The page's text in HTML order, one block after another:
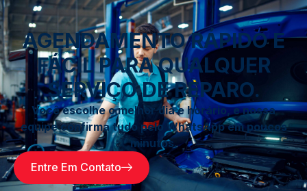
AGENDAMENTO RÁPIDO E
FÁCIL PARA QUALQUER
SERVIÇO DE REPARO.
Você escolhe o melhor dia e horário, e nossa
equipe confirma tudo pelo WhatsApp em poucos
minutos.
Entre Em Contato